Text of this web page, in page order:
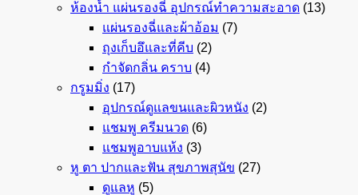
ห้องน้ำ แผ่นรองฉี่ อุปกรณ์ทำความสะอาด (13)
แผ่นรองฉี่และผ้าอ้อม (7)
ถุงเก็บอึและที่คีบ (2)
กำจัดกลิ่น คราบ (4)
กรูมมิ่ง (17)
อุปกรณ์ดูแลขนและผิวหนัง (2)
แชมพู ครีมนวด (6)
แชมพูอาบแห้ง (3)
หู ตา ปากและฟัน สุขภาพสุนัข (27)
ดูแลหู (5)